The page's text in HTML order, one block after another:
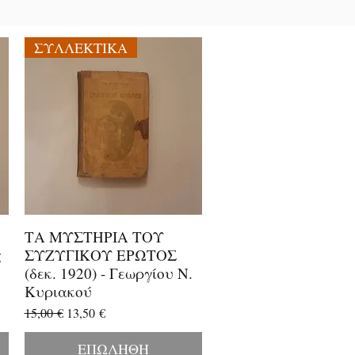
Γρήγορη προβολή
ΣΥΛΛΕΚΤΙΚΑ
ΤΑ ΜΥΣΤΗΡΙΑ ΤΟΥ
ΣΥΖΥΓΙΚΟΥ ΕΡΩΤΟΣ
(δεκ. 1920) - Γεωργίου Ν.
Κυριακού
Κανονική τιμή
15,00 € Τιμή Έκπτωσης
13,50 €
ΕΠΩΛΗΘΗ